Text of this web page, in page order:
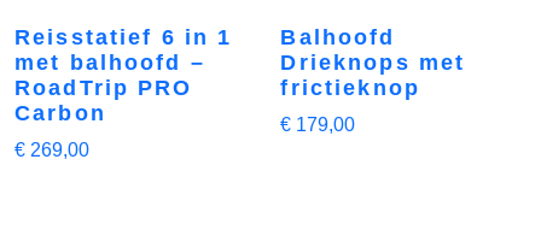
Reisstatief 6 in 1
met balhoofd –
RoadTrip PRO
Carbon
€ 269,00
Balhoofd
Drieknops met
frictieknop
€ 179,00